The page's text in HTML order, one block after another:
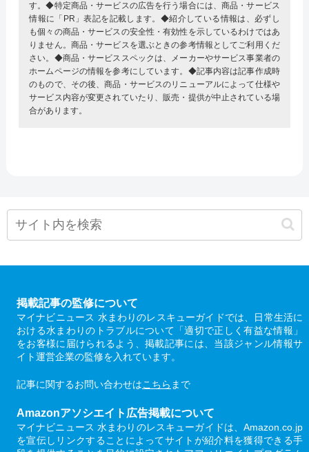
す。◆特定商品・サービスの広告を行う場合には、商品・サービス
情報に「PR」表記を記載します。◆紹介している情報は、必ずし
も個々の商品・サービスの安全性・有効性を示しているわけではあ
りません。商品・サービスを選ぶときの参考情報としてご利用くだ
さい。◆商品・サービススペックは、メーカーやサービス事業者の
ホームページの情報を参考にしています。◆記事内容は記事作成時
のもので、その後、商品・サービスのリニューアルによって仕様や
サービス内容が変更されていたり、販売・提供が中止されている場
合があります。
掲載記事の監修について
マイナビニュース 水まわりのレスキューガイドでは、日常生活に
おける水まわりのトラブルについて「適切で正しく有益な情報」
をお客様に届けられるよう、掲載記事には、当該ジャンル情報サ
イト運営企業の監修を入れています。
記事に関するお問い合わせはこちら まで
Amazonアソシエイト広告掲載について
マイナビニュース 水まわりのレスキューガイドは、Amazon.co.jp
を宣伝しリンクすることによってサイトが紹介料を獲得できる手